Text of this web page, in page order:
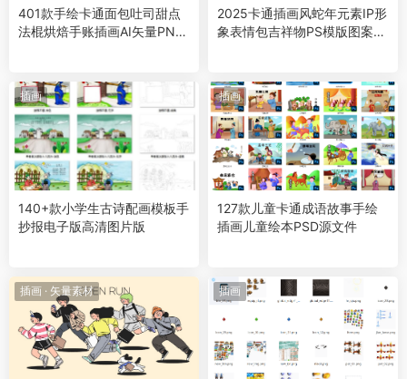
401款手绘卡通面包吐司甜点
法棍烘焙手账插画AI矢量PNG
2025卡通插画风蛇年元素IP形
象表情包吉祥物PS模版图案设
插画
140+款小学生古诗配画模板手
抄报电子版高清图片版
插画
127款儿童卡通成语故事手绘
插画儿童绘本PSD源文件
插画 · 矢量素材 插画